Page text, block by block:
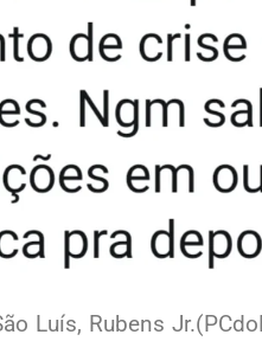
Luís, Rubens